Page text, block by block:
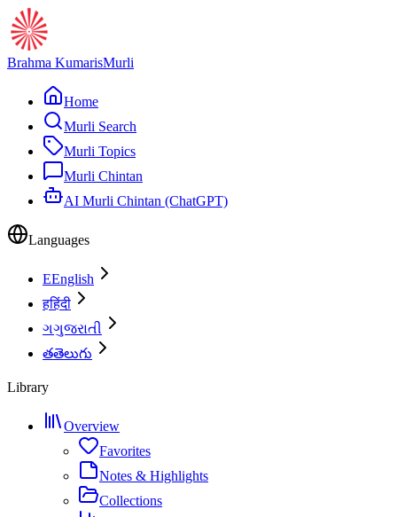
Brahma KumarisMurli
Home
Murli Search
Murli Topics
Murli Chintan
AI Murli Chintan (ChatGPT)
Languages
EEnglish
हहिंदी
ગગુજરાતી
తతెలుగు
Library
Overview
Favorites
Notes & Highlights
Collections